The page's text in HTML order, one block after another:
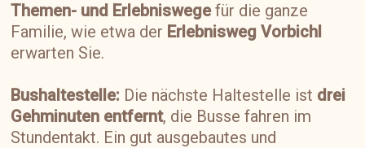
Themen- und Erlebniswegefür die ganze
Familie, wie etwa der Erlebnisweg Vorbichl
erwarten Sie.
Bushaltestelle: Die nächste Haltestelle ist drei
Gehminuten entfernt, die Busse fahren im
Stundentakt. Ein gut ausgebautes und